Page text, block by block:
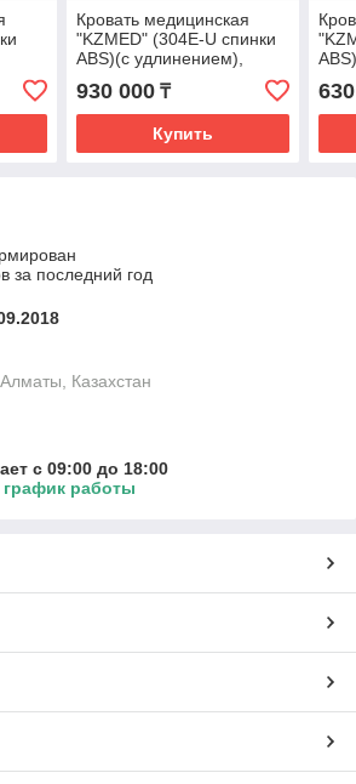
Кровать медицинская
"KZMED" (304E-U спинки
ABS)(c удлинением),
930 000₸
Купить
за последний год
Казахстан
с 09:00 до 18:00
график работы